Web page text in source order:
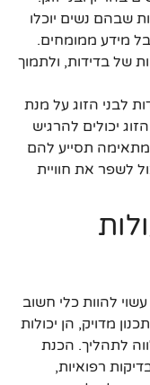
שבהם נשים יוכלו
מידע ממומחים.
של בדידות, ולתמוך
לבני הזוג על מנת
יכולים להרגיש
מתאימה תסייע להם
לשפר את חוויית
להוות כלי חשוב
מדויק, הן יכולות
לתהליך. הכנת
רפואיות,